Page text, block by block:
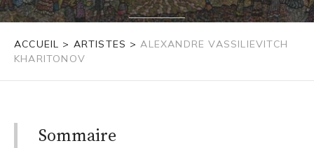
ACCUEIL > ARTISTES > ALEXANDRE VASSILIEVITCH
KHARITONOV
Sommaire